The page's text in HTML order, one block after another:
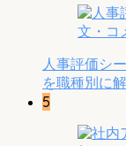
人事評価シ
を職種別に
5